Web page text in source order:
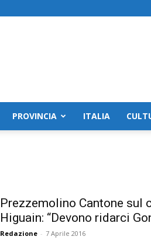
PROVINCIA ITALIA
Prezzemolino Cantone sul
Higuain: “Devono ridarci
Redazione - 7 Aprile 2016